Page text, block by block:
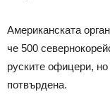
Американската
че 500
руските офицери,
потвърдена.